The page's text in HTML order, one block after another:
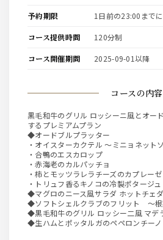
コースの内容
黒毛和牛のグリル ロッシーニ風とオー
するプレミアムプラン
◆オードブルプラッター
・オイスターカクテル ～ミニョネット
・合鴨のエスカロップ
・赤海老のカルパッチョ
・柿とモッツラレラチーズのカプレーゼ
・トリュフ香るキノコの冷製ポタージュ
◆マグロのニース風サラダ ホットチェ
◆ソフトシェルクラブのフリット ～根
◆黒毛和牛のグリル ロッシー二風 マデ
◆生ハムとポッタルガのペペロンチーノ
予約期限 1日前の23:00まで
コース提供時間 120分制
コース開催期間 2025-09-01以降